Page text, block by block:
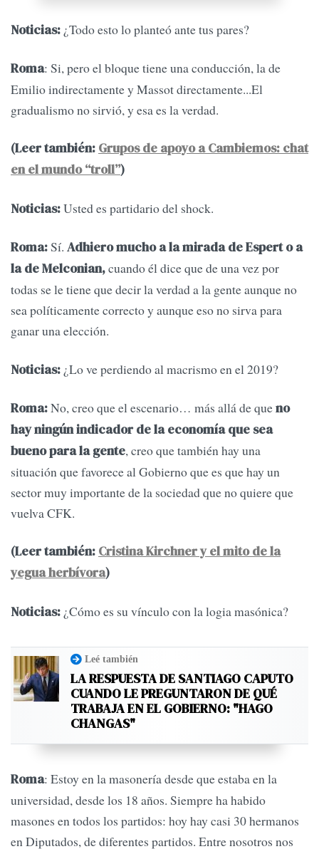
Noticias: ¿Todo esto lo planteó ante tus pares?
Roma: Si, pero el bloque tiene una conducción, la de
Emilio indirectamente y Massot directamente...El
gradualismo no sirvió, y esa es la verdad.
(Leer también: Grupos de apoyo a Cambiemos: chat
en el mundo “troll”)
Noticias:Usted es partidario del shock.
Roma:Sí. Adhiero mucho a la mirada de Espert o a
la de Melconian,cuando él dice que de una vez por
todas se le tiene que decir la verdad a la gente aunque no
sea políticamente correcto y aunque eso no sirva para
ganar una elección.
Noticias: ¿Lo ve perdiendo al macrismo en el 2019?
Roma:No, creo que el escenario… más allá de queno
hay ningún indicador de la economía que sea
bueno para la gente, creo que también hay una
situación que favorece al Gobierno que es que hay un
sector muy importante de la sociedad que no quiere que
vuelva CFK.
(Leer también: Cristina Kirchner y el mito de la
yegua herbívora)
Noticias: ¿Cómo es su vínculo con la logia masónica?
Leé también
LA RESPUESTA DE SANTIAGO CAPUTO
CUANDO LE PREGUNTARON DE QUÉ
TRABAJA EN EL GOBIERNO: "HAGO
CHANGAS"
Roma: Estoy en la masonería desde que estaba en la
universidad, desde los 18 años. Siempre ha habido
masones en todos los partidos: hoy hay casi 30 hermanos
en Diputados, de diferentes partidos. Entre nosotros nos